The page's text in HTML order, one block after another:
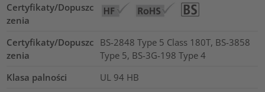
Certyfikaty/Dopuszc
zenia
Certyfikaty/Dopuszc
zenia
BS-2848 Type 5 Class 180T, BS-3858
Type 5, BS-3G-198 Type 4
Klasa palności
UL 94 HB